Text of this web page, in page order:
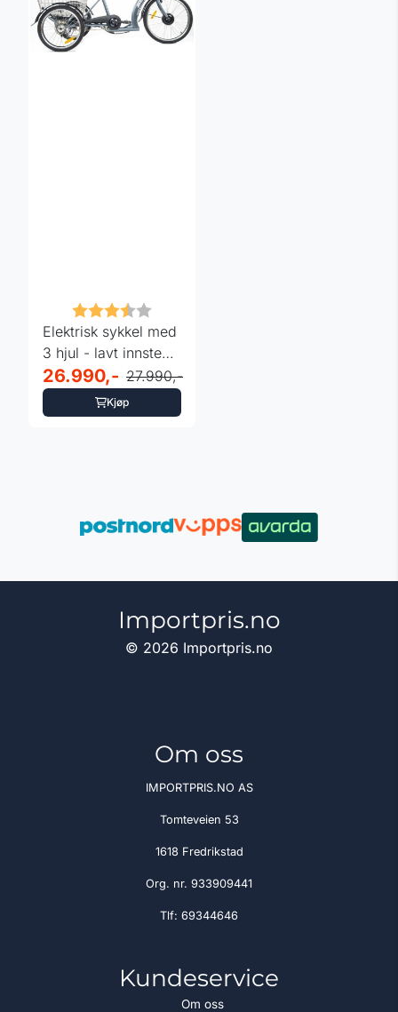
Karakter:
Elektrisk sykkel med
3 hjul - lavt innsteg -
EAZbike®
26.990,- 27.990,-
Kjøp
Importpris.no
© 2026 Importpris.no
Om oss
IMPORTPRIS.NO AS
Tomteveien 53
1618 Fredrikstad
Org. nr. 933909441
Tlf: 69344646
Kundeservice
Om oss